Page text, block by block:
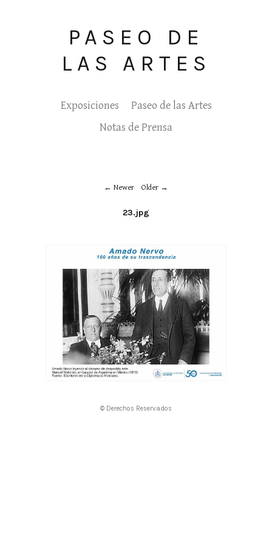
PASEO DE
LAS ARTES
Exposiciones
Paseo de las Artes
Notas de Prensa
Newer Older
23.jpg
© Derechos Reservados